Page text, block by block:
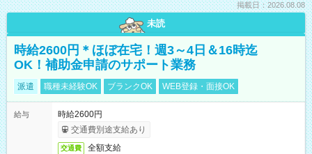
掲載日：2026.08.08
未読
時給2600円＊ほぼ在宅！週3～4日＆16時迄
OK！補助金申請のサポート業務
派遣 職種未経験OK ブランクOK WEB登録・面接OK
給与
時給2600円
交通費別途支給あり
交通費 全額支給